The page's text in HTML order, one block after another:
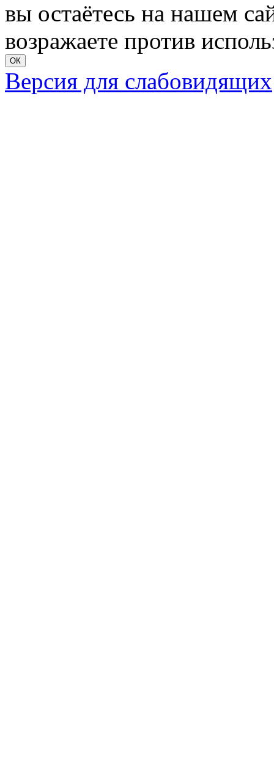
вы остаётесь на нашем
возражаете против
ОК
Версия для слабовидящих